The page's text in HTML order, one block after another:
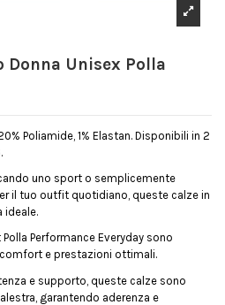
Donna Unisex Polla
Poliamide, 1% Elastan. Disponibili in 2
uno sport o semplicemente
il tuo outfit quotidiano, queste calze in
ideale.
Performance Everyday sono
e prestazioni ottimali.
e supporto, queste calze sono
garantendo aderenza e